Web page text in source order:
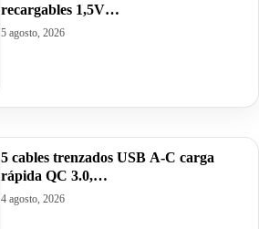
recargables 1,5V…
5 agosto, 2026
5 cables trenzados USB A-C carga
rápida QC 3.0,…
4 agosto, 2026